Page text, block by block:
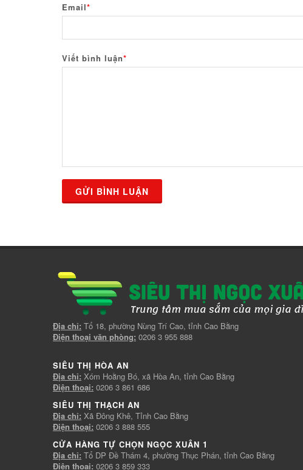
Email*
Viết bình luận*
GỬI BÌNH LUẬN
Địa chỉ: Tổ 18, phường Nùng Trí Cao, tỉnh Cao Bằng
Điện thoại văn phòng: 0206 3 955 888
SIÊU THỊ HÒA AN
Địa chỉ: Xóm Hoằng Bó, xã Hòa An, tỉnh Cao Bằng
Điện thoại: 0206 3 861 686
SIÊU THỊ THẠCH AN
Địa chỉ: Xã Đông Khê, Tỉnh Cao Bằng
Điện thoại: 0206 3 888 555
CỬA HÀNG TỰ CHỌN NGỌC XUÂN 1
Địa chỉ: Tổ DP Đề Thám 4, phường Thục Phán, tỉnh Cao Bằng
Điện thoại: 0206 3 859 333